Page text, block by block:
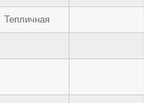
Тепличная